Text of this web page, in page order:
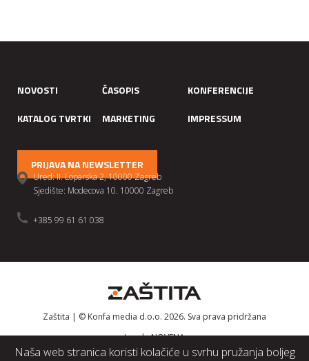
Naša web stranica koristi kolačiće u svrhu pružanja boljeg
NOVOSTI ČASOPIS
KONFERENCIJE
KATALOG TVRTKI
MARKETING IMPRESSUM
PRIJAVA NA NEWSLETTER
Ured: II. Loparska 2, 10000 Zagreb
Sjedište: Modecova 10. 10000 Zagreb
+385 99 61 61 038
Zaštita | © Konfa media d.o.o. 2026. Sva prava pridržana
IzradaNOVENA